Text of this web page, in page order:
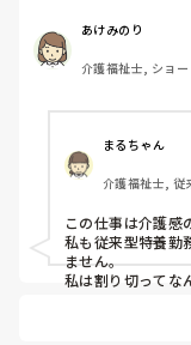
（夜勤者）とか平
夜勤は1人夜勤です
したけども、どち
惧してます。夜間
連れて行けばいい
ので人員が少ない
であれば夜勤も外
出勤日は誰かがど
出勤するのが苦痛
あけみのり
介護福祉士, ショー
まるちゃん
介護福祉士, 従
この仕事は介護感
私も従来型特養勤
ません。
私は割り切ってな